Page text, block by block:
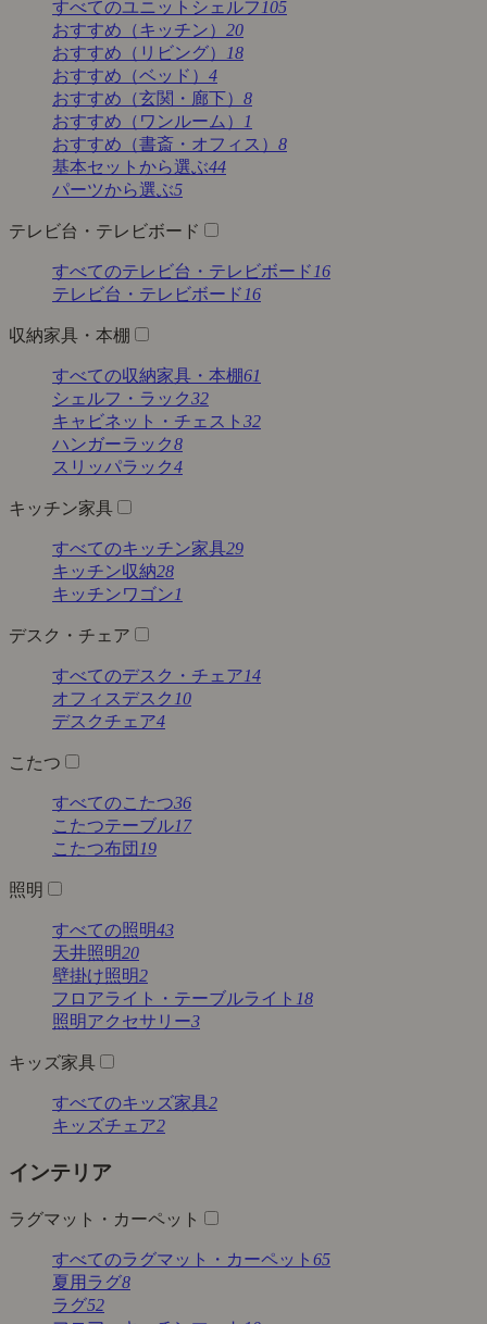
すべてのユニットシェルフ 105
おすすめ（キッチン） 20
おすすめ（リビング）
18
おすすめ（ベッド） 4
おすすめ（玄関・廊下） 8
おすすめ（ワンルーム）
1
おすすめ（書斎・オフィス） 8
基本セットから選ぶ44
パーツから選ぶ5
テレビ台・テレビボード
すべてのテレビ台・テレビボード 16
テレビ台・テレビボード 16
収納家具・本棚
すべての収納家具・本棚61
シェルフ・ラック32
キャビネット・チェスト 32
ハンガーラック8
スリッパラック4
キッチン家具
すべてのキッチン家具29
キッチン収納28
キッチンワゴン1
デスク・チェア
すべてのデスク・チェア14
オフィスデスク 10
デスクチェア4
こたつ
すべてのこたつ36
こたつテーブル17
こたつ布団 19
照明
すべての照明43
天井照明20
壁掛け照明2
フロアライト・テーブルライト 18
照明アクセサリー3
キッズ家具
すべてのキッズ家具2
キッズチェア2
インテリア
ラグマット・カーペット
すべてのラグマット・カーペット 65
夏用ラグ8
ラグ52